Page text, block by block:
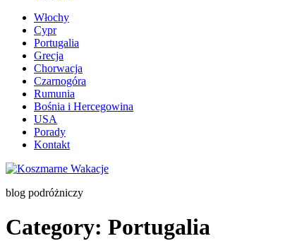
Włochy
Cypr
Portugalia
Grecja
Chorwacja
Czarnogóra
Rumunia
Bośnia i Hercegowina
USA
Porady
Kontakt
blog podróżniczy
Category: Portugalia